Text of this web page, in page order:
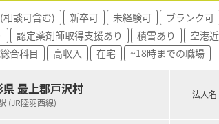
相談可含む) 新卒可 未経験可 ブランク可
認定薬剤師取得支援あり 積雪あり 空港
総合科目 高収入 在宅 ~18時までの職場
県 最上郡戸沢村
(JR陸羽西線)
法人名